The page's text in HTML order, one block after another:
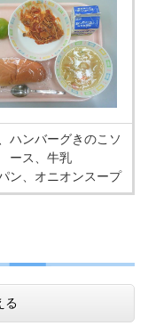
ハンバーグきのこソ
ース、牛乳
ン、オニオンスープ
る